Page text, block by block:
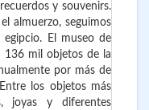
y souvenirs.
almuerzo, seguimos
El museo de
136 mil objetos de la
por más de
los objetos más
joyas y diferentes